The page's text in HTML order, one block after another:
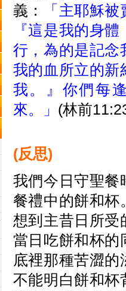
義：
「主耶穌
『這是我的身
行，為的是記念
我的血所立的新
我。』你們每
來。」 (林前
(反思)
我們今日守聖餐
餐禮中的餅和杯
想到主昔日所受
當日吃餅和杯的
底裡那種苦澀
不能明白餅和杯